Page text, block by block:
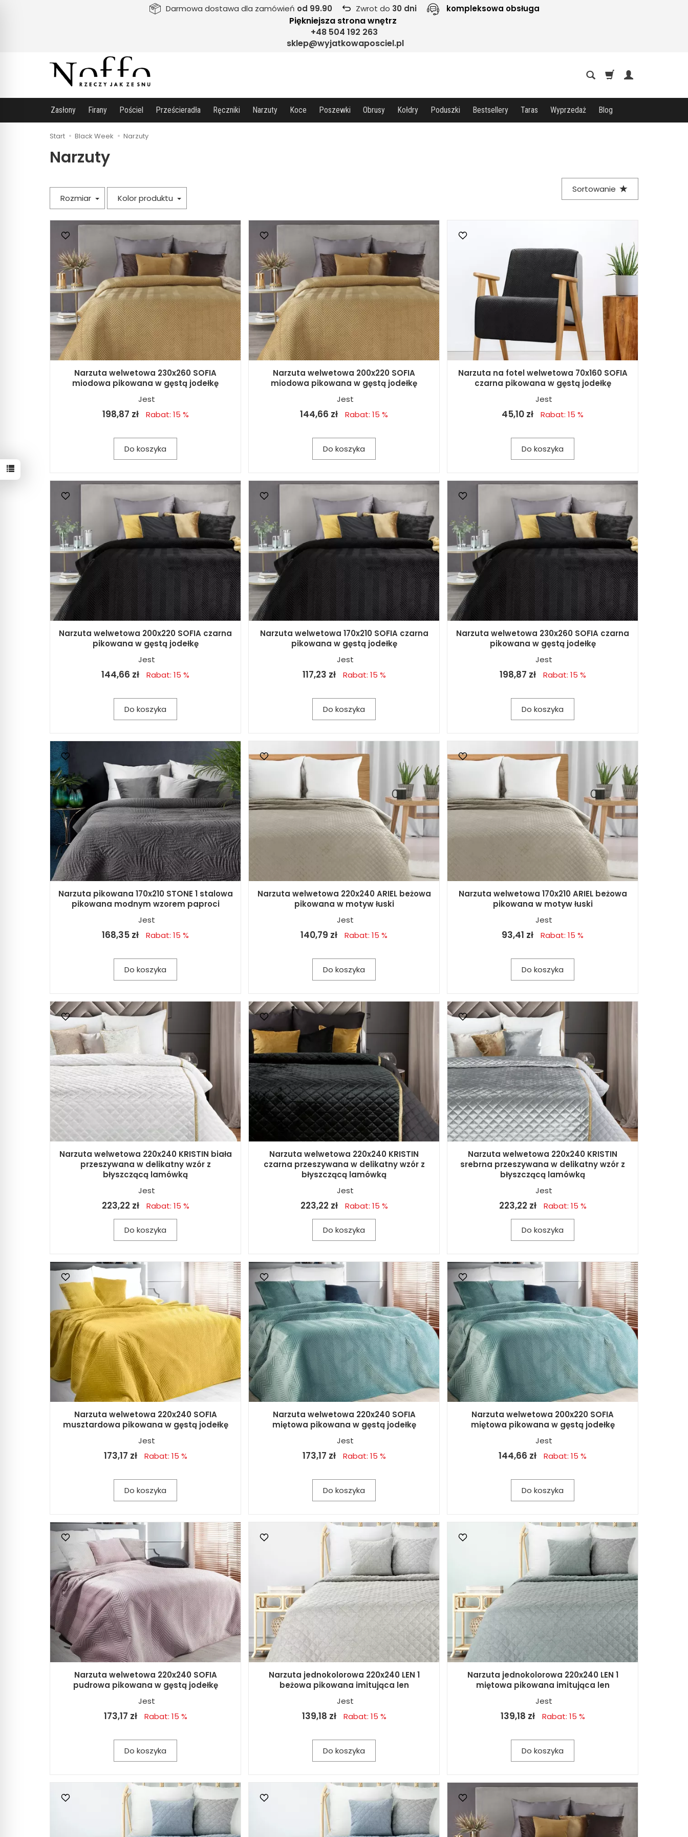
Darmowa dostawa dla zamówień od 99.90 Zwrot do 30 dni kompleksowa obsługa
Piękniejsza strona wnętrz
+48 504 192 263
sklep@wyjatkowaposciel.pl
Zasłony Firany Pościel Prześcieradła Ręczniki Narzuty Koce Poszewki Obrusy Kołdry Poduszki Bestsellery Taras Wyprzedaż Blog
Start Black Week Narzuty
Narzuty
Sortowanie
Rozmiar
Kolor produktu
Narzuta welwetowa 230x260 SOFIA
miodowa pikowana w gęstą jodełkę
Jest
198,87 zł Rabat: 15 %
Do koszyka
Narzuta welwetowa 200x220 SOFIA
miodowa pikowana w gęstą jodełkę
Jest
144,66 zł Rabat: 15 %
Do koszyka
Narzuta na fotel welwetowa 70x160 SOFIA
czarna pikowana w gęstą jodełkę
Jest
45,10 zł Rabat: 15 %
Do koszyka
Narzuta welwetowa 200x220 SOFIA czarna
pikowana w gęstą jodełkę
Jest
144,66 zł Rabat: 15 %
Do koszyka
Narzuta welwetowa 170x210 SOFIA czarna
pikowana w gęstą jodełkę
Jest
117,23 zł Rabat: 15 %
Do koszyka
Narzuta welwetowa 230x260 SOFIA czarna
pikowana w gęstą jodełkę
Jest
198,87 zł Rabat: 15 %
Do koszyka
Narzuta pikowana 170x210 STONE 1 stalowa
pikowana modnym wzorem paproci
Jest
168,35 zł Rabat: 15 %
Do koszyka
Narzuta welwetowa 220x240 ARIEL beżowa
pikowana w motyw łuski
Jest
140,79 zł Rabat: 15 %
Do koszyka
Narzuta welwetowa 170x210 ARIEL beżowa
pikowana w motyw łuski
Jest
93,41 zł Rabat: 15 %
Do koszyka
Narzuta welwetowa 220x240 KRISTIN biała
przeszywana w delikatny wzór z
błyszczącą lamówką
Jest
223,22 zł Rabat: 15 %
Do koszyka
Narzuta welwetowa 220x240 KRISTIN
czarna przeszywana w delikatny wzór z
błyszczącą lamówką
Jest
223,22 zł Rabat: 15 %
Do koszyka
Narzuta welwetowa 220x240 KRISTIN
srebrna przeszywana w delikatny wzór z
błyszczącą lamówką
Jest
223,22 zł Rabat: 15 %
Do koszyka
Narzuta welwetowa 220x240 SOFIA
musztardowa pikowana w gęstą jodełkę
Jest
173,17 zł Rabat: 15 %
Do koszyka
Narzuta welwetowa 220x240 SOFIA
miętowa pikowana w gęstą jodełkę
Jest
173,17 zł Rabat: 15 %
Do koszyka
Narzuta welwetowa 200x220 SOFIA
miętowa pikowana w gęstą jodełkę
Jest
144,66 zł Rabat: 15 %
Do koszyka
Narzuta welwetowa 220x240 SOFIA
pudrowa pikowana w gęstą jodełkę
Jest
173,17 zł Rabat: 15 %
Do koszyka
Narzuta jednokolorowa 220x240 LEN 1
beżowa pikowana imitująca len
Jest
139,18 zł Rabat: 15 %
Do koszyka
Narzuta jednokolorowa 220x240 LEN 1
miętowa pikowana imitująca len
Jest
139,18 zł Rabat: 15 %
Do koszyka